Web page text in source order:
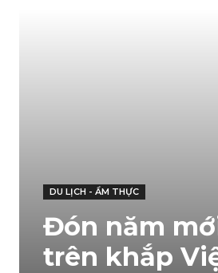
DU LỊCH - ẨM THỰC
Đón năm
trên khắp